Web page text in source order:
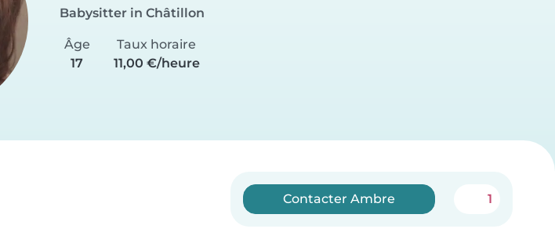
Babysitter in Châtillon
Âge
17
Taux horaire
11,00 €/heure
Contacter Ambre 1